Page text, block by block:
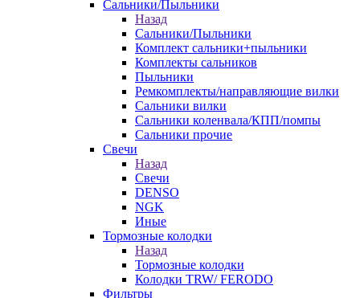
Сальники/Пыльники
Назад
Сальники/Пыльники
Комплект сальники+пыльники
Комплекты сальников
Пыльники
Ремкомплекты/направляющие вилки
Сальники вилки
Сальники коленвала/КПП/помпы
Сальники прочие
Свечи
Назад
Свечи
DENSO
NGK
Иные
Тормозные колодки
Назад
Тормозные колодки
Колодки TRW/ FERODO
Фильтры